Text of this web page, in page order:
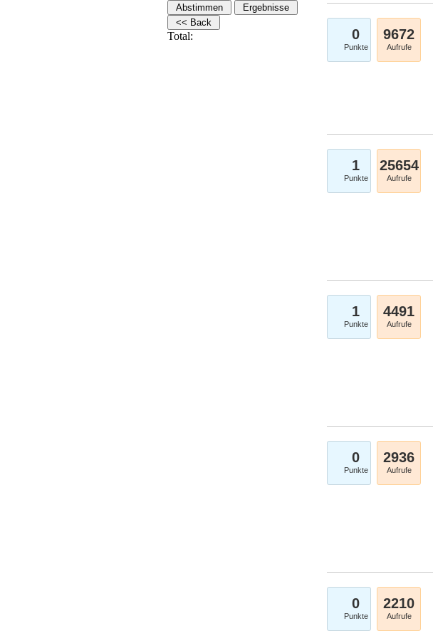
Total: 0
Punkte
9672
Aufrufe
1
Punkte
25654
Aufrufe
1
Punkte
4491
Aufrufe
0
Punkte
2936
Aufrufe
0
Punkte
2210
Aufrufe